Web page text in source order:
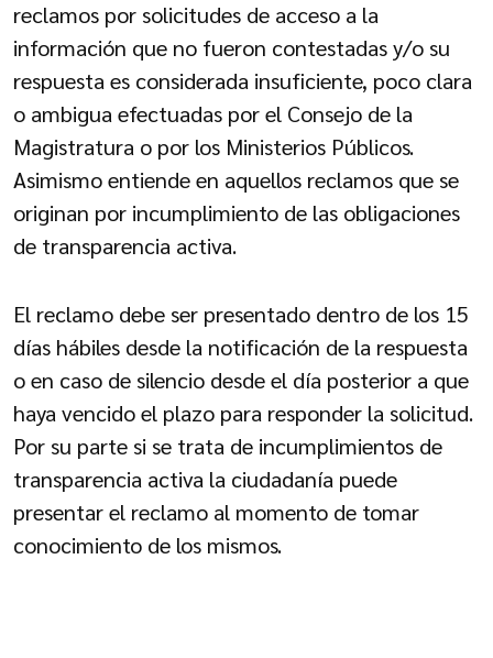
reclamos por solicitudes de acceso a la
información que no fueron contestadas y/o su
respuesta es considerada insuficiente, poco clara
o ambigua efectuadas por el Consejo de la
Magistratura o por los Ministerios Públicos.
Asimismo entiende en aquellos reclamos que se
originan por incumplimiento de las obligaciones
de transparencia activa.
El reclamo debe ser presentado dentro de los 15
días hábiles desde la notificación de la respuesta
o en caso de silencio desde el día posterior a que
haya vencido el plazo para responder la solicitud.
Por su parte si se trata de incumplimientos de
transparencia activa la ciudadanía puede
presentar el reclamo al momento de tomar
conocimiento de los mismos.